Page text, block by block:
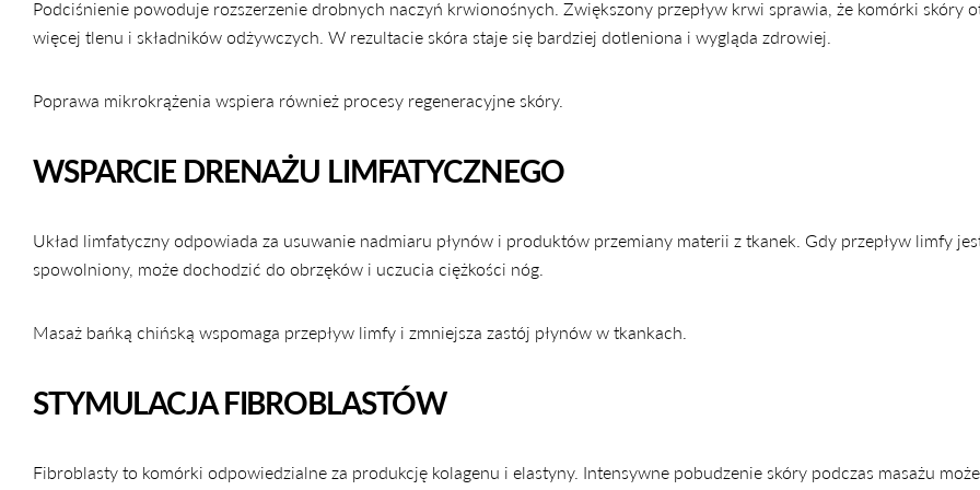
Podciśnienie powoduje rozszerzenie drobnych naczyń krwionośnych. Zwiększony przepływ krwi sprawia, że komórki skóry
więcej tlenu i składników odżywczych. W rezultacie skóra staje się bardziej dotleniona i wygląda zdrowiej.
Poprawa mikrokrążenia wspiera również procesy regeneracyjne skóry.
WSPARCIE DRENAŻU LIMFATYCZNEGO
Układ limfatyczny odpowiada za usuwanie nadmiaru płynów i produktów przemiany materii z tkanek. Gdy przepływ limfy
spowolniony, może dochodzić do obrzęków i uczucia ciężkości nóg.
Masaż bańką chińską wspomaga przepływ limfy i zmniejsza zastój płynów w tkankach.
STYMULACJA FIBROBLASTÓW
Fibroblasty to komórki odpowiedzialne za produkcję kolagenu i elastyny. Intensywne pobudzenie skóry podczas masażu może